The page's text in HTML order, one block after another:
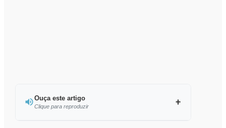
Ouça este artigo
Clique para reproduzir